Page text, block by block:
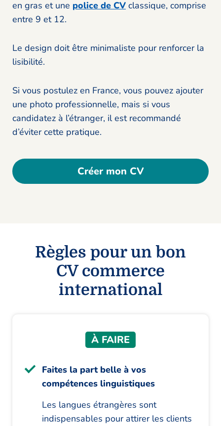
en gras et une police de CV classique, comprise
entre 9 et 12.
Le design doit être minimaliste pour renforcer la
lisibilité.
Si vous postulez en France, vous pouvez ajouter
une photo professionnelle, mais si vous
candidatez à l’étranger, il est recommandé
d’éviter cette pratique.
Créer mon CV
Règles pour un bon
CV commerce
international
À FAIRE
Faites la part belle à vos
compétences linguistiques
Les langues étrangères sont
indispensables pour attirer les clients